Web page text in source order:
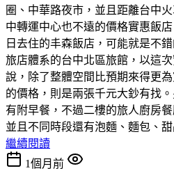
圈、中華路夜市，並且距離台中
中轉運中心也不遠的價格實惠飯
日去住的丰森飯店，可能就是不
旅店體系的台中北區旅館，以這
說，除了整體空間比預期來得更
的價格，則是兩張千元大鈔有找
有附早餐，不過二樓的旅人廚房
並且不同時段還有泡麵、麵包、
繼續閱讀
1個月前